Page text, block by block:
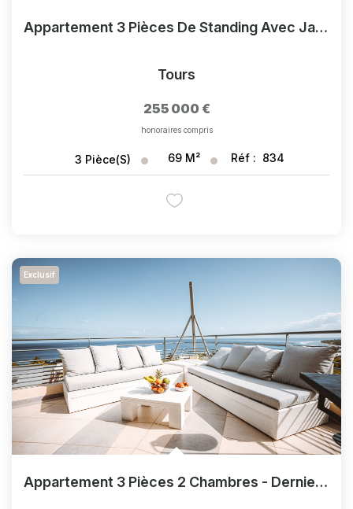
Appartement 3 Pièces De Standing Avec Jardin - Résidence 2022
Tours
255 000 €
honoraires compris
3 Pièce(s) 69 M² Réf : 834
Exclusif
Appartement 3 Pièces 2 Chambres - Dernier Étage Et Vue Imprenable Sur La Mer